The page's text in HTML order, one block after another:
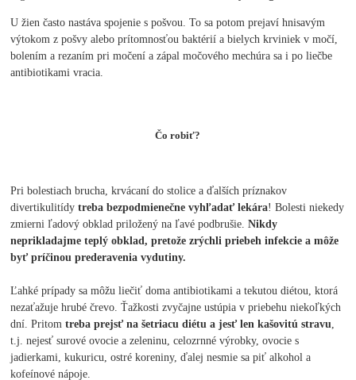
U žien často nastáva spojenie s pošvou. To sa potom prejaví hnisavým
výtokom z pošvy alebo prítomnosťou baktérií a bielych krviniek v močí,
bolením a rezaním pri močení a zápal močového mechúra sa i po liečbe
antibiotikami vracia.
Čo robiť?
Pri bolestiach brucha, krvácaní do stolice a ďalších príznakov
divertikulitídytreba bezpodmienečne vyhľadať lekára! Bolesti niekedy
zmierni ľadový obklad priložený na ľavé podbrušie.Nikdy
neprikladajme teplý obklad, pretože zrýchli priebeh infekcie a môže
byť príčinou prederavenia vydutiny.
Ľahké prípady sa môžu liečiť doma antibiotikami a tekutou diétou, ktorá
nezaťažuje hrubé črevo. Ťažkosti zvyčajne ustúpia v priebehu niekoľkých
dní. Pritomtreba prejsť na šetriacu diétu a jesť len kašovitú stravu
t.j. nejesť surové ovocie a zeleninu, celozrnné výrobky, ovocie s
jadierkami, kukuricu, ostré koreniny, ďalej nesmie sa piť alkohol a
kofeínové nápoje.